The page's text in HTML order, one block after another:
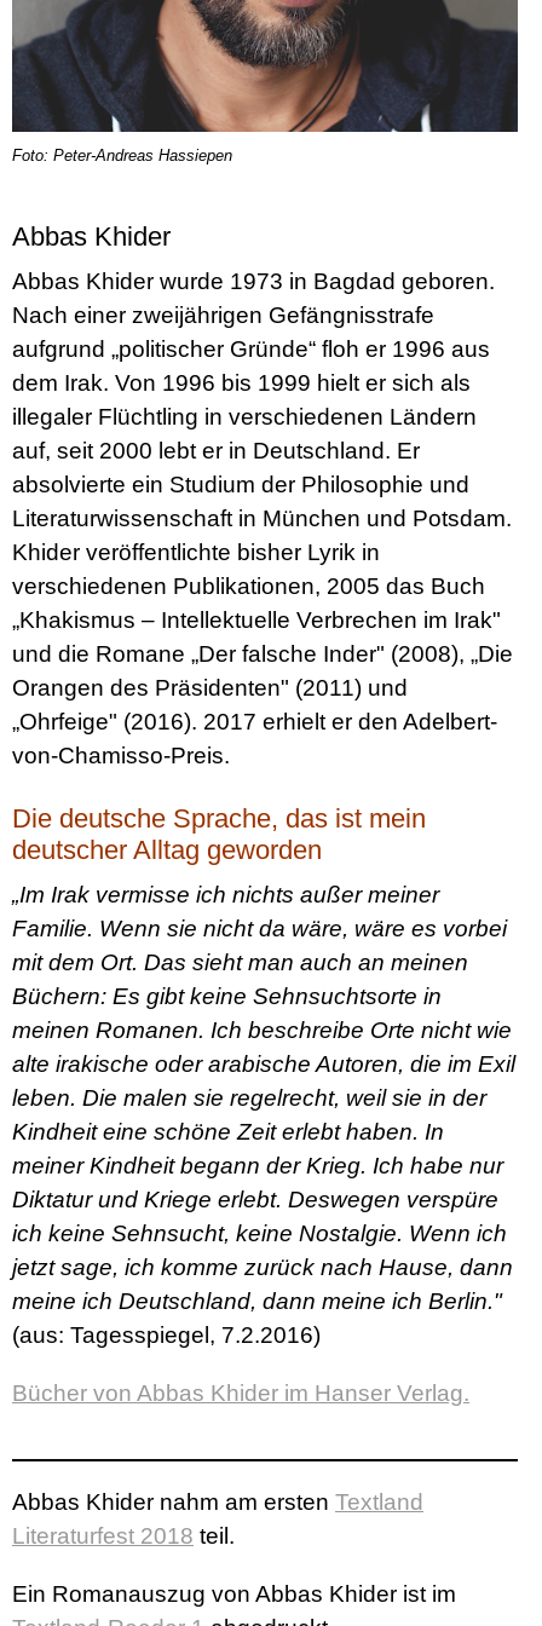
Foto: Peter-Andreas Hassiepen
Abbas Khider
Abbas Khider wurde 1973 in Bagdad geboren.
Nach einer zweijährigen Gefängnisstrafe
aufgrund „politischer Gründe“ floh er 1996 aus
dem Irak. Von 1996 bis 1999 hielt er sich als
illegaler Flüchtling in verschiedenen Ländern
auf, seit 2000 lebt er in Deutschland. Er
absolvierte ein Studium der Philosophie und
Literaturwissenschaft in München und Potsdam.
Khider veröffentlichte bisher Lyrik in
verschiedenen Publikationen, 2005 das Buch
„Khakismus – Intellektuelle Verbrechen im Irak"
und die Romane „Der falsche Inder" (2008), „Die
Orangen des Präsidenten" (2011) und
„Ohrfeige" (2016). 2017 erhielt er den Adelbert-
von-Chamisso-Preis.
Die deutsche Sprache, das ist mein
deutscher Alltag geworden
„Im Irak vermisse ich nichts außer meiner
Familie. Wenn sie nicht da wäre, wäre es vorbei
mit dem Ort. Das sieht man auch an meinen
Büchern: Es gibt keine Sehnsuchtsorte in
meinen Romanen. Ich beschreibe Orte nicht wie
alte irakische oder arabische Autoren, die im Exil
leben. Die malen sie regelrecht, weil sie in der
Kindheit eine schöne Zeit erlebt haben. In
meiner Kindheit begann der Krieg. Ich habe nur
Diktatur und Kriege erlebt. Deswegen verspüre
ich keine Sehnsucht, keine Nostalgie. Wenn ich
jetzt sage, ich komme zurück nach Hause, dann
meine ich Deutschland, dann meine ich Berlin."
(aus: Tagesspiegel, 7.2.2016)
Bücher von Abbas Khider im Hanser Verlag.
Abbas Khider nahm am ersten Textland
Literaturfest 2018 teil.
Ein Romanauszug von Abbas Khider ist im